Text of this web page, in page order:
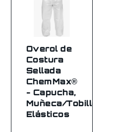
Overol de
Costura
Sellada
ChemMax®
- Capucha,
Muñeca/Tobillo
Elásticos